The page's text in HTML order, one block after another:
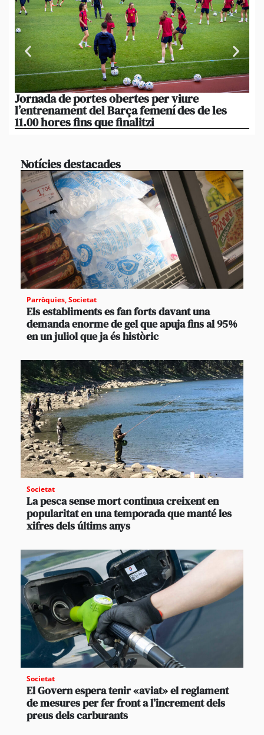
Jornada de portes obertes per viure
l’entrenament del Barça femení des de les
11.00 hores fins que finalitzi
Notícies destacades
Parròquies,Societat
Els establiments es fan forts davant una
demanda enorme de gel que apuja fins al 95%
en un juliol que ja és històric
Societat
La pesca sense mort continua creixent en
popularitat en una temporada que manté les
xifres dels últims anys
Societat
El Govern espera tenir «aviat» el reglament
de mesures per fer front a l’increment dels
preus dels carburants